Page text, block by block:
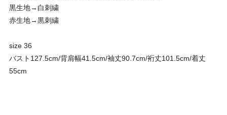
黒生地→白刺繍
赤生地→黒刺繍
size 36
バスト127.5cm/背肩幅41.5cm/袖丈90.7cm/裄丈101.5cm/着丈
55cm